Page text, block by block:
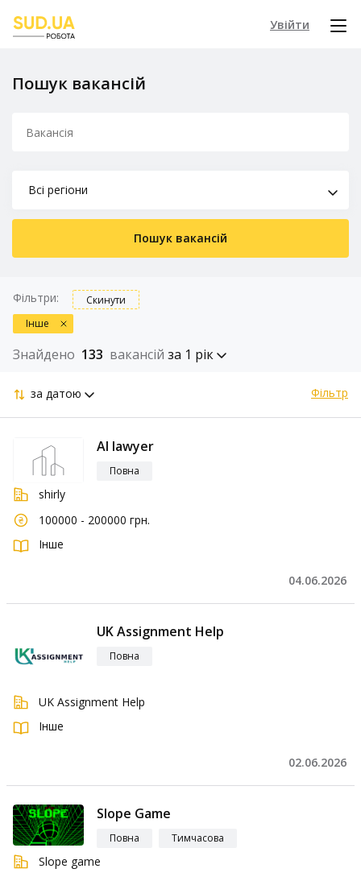
Увійти
Пошук вакансій
Всі регіони
Пошук вакансій
Фільтри:
Скинути
Інше
Знайдено 133 вакансій за 1 рік
за датою Фільтр
AI lawyer
Повна
shirly
100000 - 200000 грн.
Інше
04.06.2026
UK Assignment Help
Повна
UK Assignment Help
Інше
02.06.2026
Slope Game
Повна Тимчасова
Slope game